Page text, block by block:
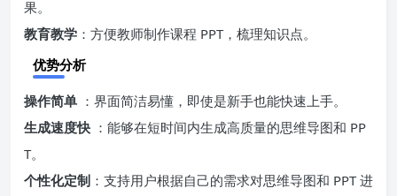
果。
教育教学 ：方便教师制作课程 PPT，梳理知识点。
优势分析
操作简单 ：界面简洁易懂，即使是新手也能快速上手。
生成速度快 ：能够在短时间内生成高质量的思维导图和 PP
T。
个性化定制 ：支持用户根据自己的需求对思维导图和 PPT 进